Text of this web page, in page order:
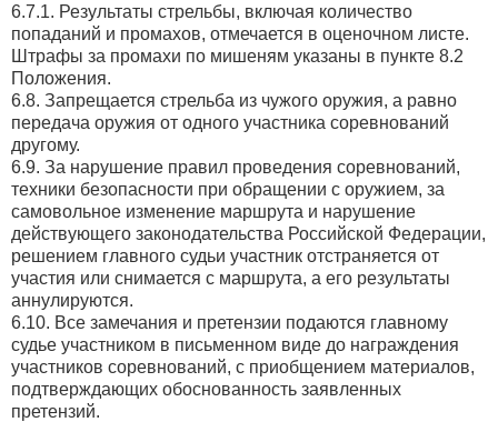
6.7.1. Результаты стрельбы, включая количество
попаданий и промахов, отмечается в оценочном листе.
Штрафы за промахи по мишеням указаны в пункте 8.2
Положения.
6.8. Запрещается стрельба из чужого оружия, а равно
передача оружия от одного участника соревнований
другому.
6.9. За нарушение правил проведения соревнований,
техники безопасности при обращении с оружием, за
самовольное изменение маршрута и нарушение
действующего законодательства Российской Федерации,
решением главного судьи участник отстраняется от
участия или снимается с маршрута, а его результаты
аннулируются.
6.10. Все замечания и претензии подаются главному
судье участником в письменном виде до награждения
участников соревнований, с приобщением материалов,
подтверждающих обоснованность заявленных
претензий.